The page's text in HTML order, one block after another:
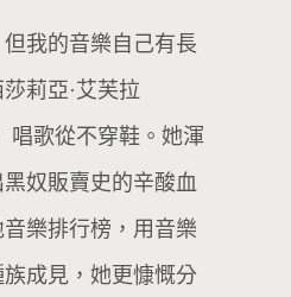
但我的音樂自己有長
莉亞·艾芙拉
唱歌從不穿鞋。她渾
奴販賣史的辛酸血
樂排行榜，用音樂
成見，她更慷慨分